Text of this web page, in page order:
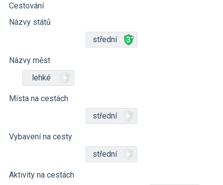
Cestování
Názvy států
střední
Názvy měst
lehké
Místa na cestách
střední
Vybavení na cesty
střední
Aktivity na cestách